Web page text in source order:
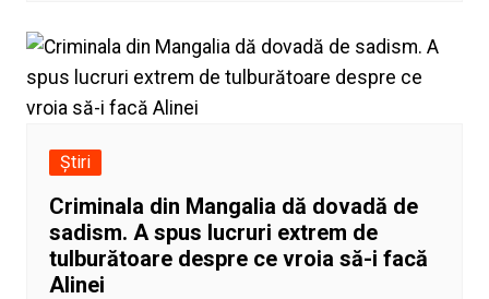
Știri
Criminala din Mangalia dă dovadă de
sadism. A spus lucruri extrem de
tulburătoare despre ce vroia să-i facă
Alinei